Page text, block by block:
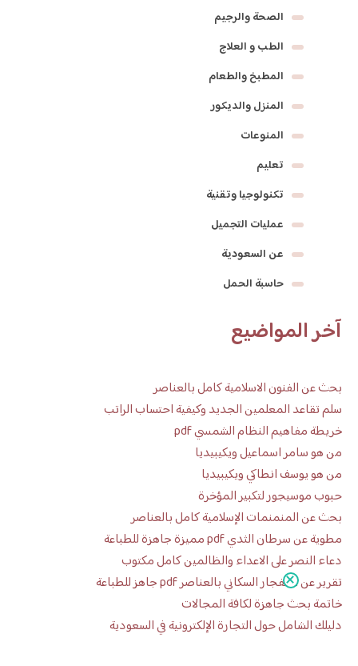
الصحة والرجيم
الطب و العلاج
المطبخ والطعام
المنزل والديكور
المنوعات
تعليم
تكنولوجيا وتقنية
عمليات التجميل
عن السعودية
حاسبة الحمل
آخر المواضيع
بحث عن الفنون الاسلامية كامل بالعناصر
سلم تقاعد المعلمين الجديد وكيفية احتساب الراتب
خريطة مفاهيم النظام الشمسي pdf
من هو سامر اسماعيل ويكيبيديا
من هو يوسف انطاكي ويكيبيديا
حبوب موسيجور لتكبير المؤخرة
بحث عن المنمنمات الإسلامية كامل بالعناصر
مطوية عن سرطان الثدي pdf مميزة جاهزة للطباعة
دعاء النصر على الاعداء والظالمين كامل مكتوب
تقرير عن الانفجار السكاني بالعناصر pdf جاهز للطباعة
خاتمة بحث جاهزة لكافة المجالات
دليلك الشامل حول التجارة الإلكترونية في السعودية